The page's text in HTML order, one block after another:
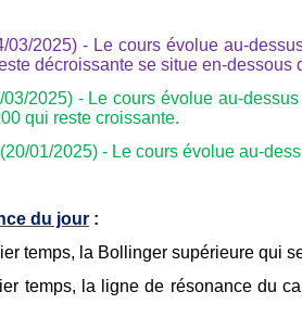
03/2025) - Le cours évolue au-
décroissante se situe en-dessous
03/2025) - Le cours évolue au-
qui reste croissante.
(20/01/2025) - Le cours évolue au-
du jour :
temps, la Bollinger supérieure qui
temps, la ligne de résonance du